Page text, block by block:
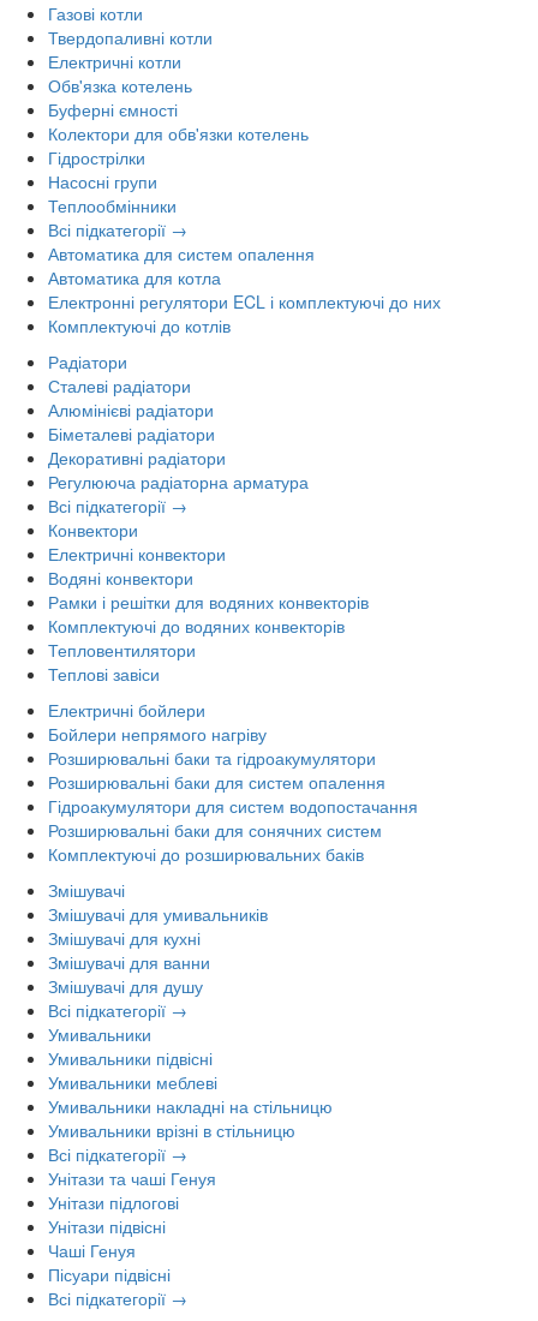
Газові котли
Твердопаливні котли
Електричні котли
Обв'язка котелень
Буферні ємності
Колектори для обв'язки котелень
Гідрострілки
Насосні групи
Теплообмінники
Всі підкатегорії →
Автоматика для систем опалення
Автоматика для котла
Електронні регулятори ECL і комплектуючі до них
Комплектуючі до котлів
Радіатори
Сталеві радіатори
Алюмінієві радіатори
Біметалеві радіатори
Декоративні радіатори
Регулююча радіаторна арматура
Всі підкатегорії →
Конвектори
Електричні конвектори
Водяні конвектори
Рамки і решітки для водяних конвекторів
Комплектуючі до водяних конвекторів
Тепловентилятори
Теплові завіси
Електричні бойлери
Бойлери непрямого нагріву
Розширювальні баки та гідроакумулятори
Розширювальні баки для систем опалення
Гідроакумулятори для систем водопостачання
Розширювальні баки для сонячних систем
Комплектуючі до розширювальних баків
Змішувачі
Змішувачі для умивальників
Змішувачі для кухні
Змішувачі для ванни
Змішувачі для душу
Всі підкатегорії →
Умивальники
Умивальники підвісні
Умивальники меблеві
Умивальники накладні на стільницю
Умивальники врізні в стільницю
Всі підкатегорії →
Унітази та чаші Генуя
Унітази підлогові
Унітази підвісні
Чаші Генуя
Пісуари підвісні
Всі підкатегорії →